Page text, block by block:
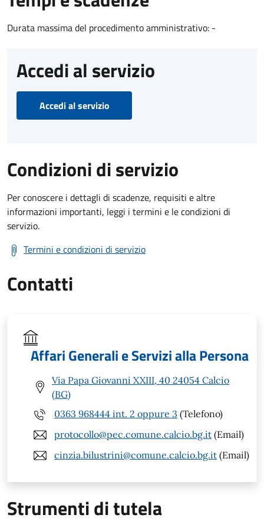
Durata massima del procedimento amministrativo: -
Accedi al servizio
Accedi al servizio
Condizioni di servizio
Per conoscere i dettagli di scadenze, requisiti e altre
informazioni importanti, leggi i termini e le condizioni di
servizio.
Termini e condizioni di servizio
Contatti
Affari Generali e Servizi alla Persona
Via Papa Giovanni XXIII, 40 24054 Calcio
(BG)
0363 968444 int. 2 oppure 3 (Telefono)
protocollo@pec.comune.calcio.bg.it (Email)
cinzia.bilustrini@comune.calcio.bg.it (Email)
Strumenti di tutela